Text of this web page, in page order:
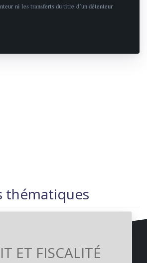
ni les transferts du titre d’un détenteur
thématiques
ET FISCALITÉ